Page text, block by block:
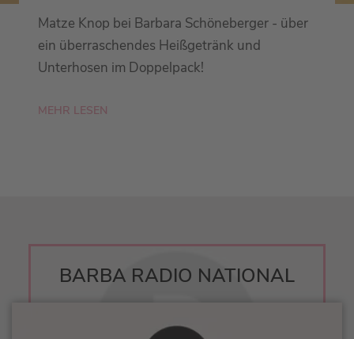
Matze Knop bei Barbara Schöneberger - über
ein überraschendes Heißgetränk und
Unterhosen im Doppelpack!
MEHR LESEN
BARBA RADIO NATIONAL